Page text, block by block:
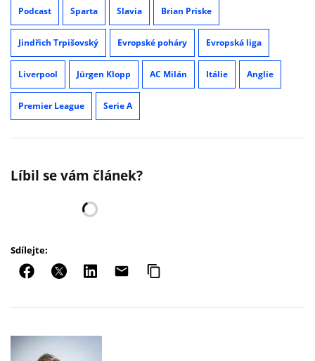
Podcast Sparta Slavia Brian Priske
Jindřich Trpišovský Evropské poháry Evropská liga
Liverpool Jürgen Klopp AC Milán Itálie Anglie
Premier League Serie A
Líbil se vám článek?
Sdílejte: